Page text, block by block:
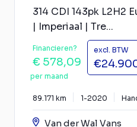
314 CDI 143pk L2H2
| Imperiaal | Tre...
Financieren?
€ 578,09
per maand
excl. BTW
89.171 km 1-2020
Van der Wal Vans